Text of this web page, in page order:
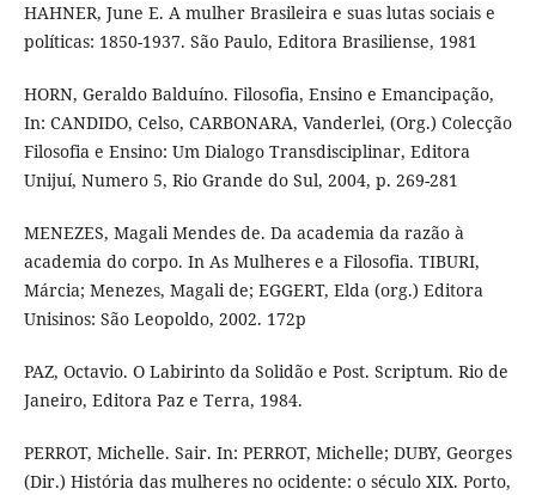
HAHNER, June E. A mulher Brasileira e suas lutas sociais e
políticas: 1850-1937. São Paulo, Editora Brasiliense, 1981
HORN, Geraldo Balduíno. Filosofia, Ensino e Emancipação,
In: CANDIDO, Celso, CARBONARA, Vanderlei, (Org.) Colecção
Filosofia e Ensino: Um Dialogo Transdisciplinar, Editora
Unijuí, Numero 5, Rio Grande do Sul, 2004, p. 269-281
MENEZES, Magali Mendes de. Da academia da razão à
academia do corpo. In As Mulheres e a Filosofia. TIBURI,
Márcia; Menezes, Magali de; EGGERT, Elda (org.) Editora
Unisinos: São Leopoldo, 2002. 172p
PAZ, Octavio. O Labirinto da Solidão e Post. Scriptum. Rio de
Janeiro, Editora Paz e Terra, 1984.
PERROT, Michelle. Sair. In: PERROT, Michelle; DUBY, Georges
(Dir.) História das mulheres no ocidente: o século XIX. Porto,